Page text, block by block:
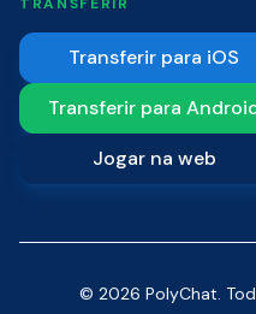
Transferir para iOS
Transferir para
Jogar na web
© 2026 PolyChat.